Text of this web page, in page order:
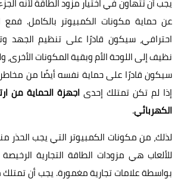
عن حماية مكونات الكمبيوتر بالكامل.
احترافي، سيكون قادرًا على تنظيم الجهد
نظيف إلى اللوحة الأم وبقية المكونات
سيكون قادرًا على حماية نفسه أيضًا من مخاطر
إذا لم تكن تمتلك إحدى اجهزة الحماية من
الكهربائي.
لذلك، من مكونات الكمبيوتر التي يجب الحذر
للألعاب هي مزودات الطاقة التجارية
بواسطة علامات تجارية مغمورة. يجب أن